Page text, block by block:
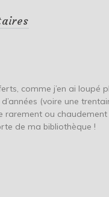
comme j’en ai loupé
(voire une
rarement ou
de ma bibliothèque !